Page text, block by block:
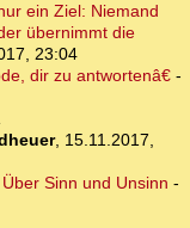
ein Ziel: Niemand
übernimmt die
23:04
dir zu antwortenâ€-
, 15.11.2017,
Sinn und Unsinn -